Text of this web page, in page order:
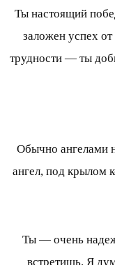
Ты настоящий
заложен успех
трудности — ты
Обычно ангелами
ангел, под крылом
Ты — очень
встретишь. Я